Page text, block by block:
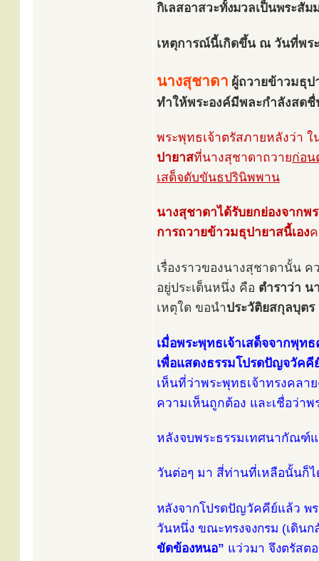
กิเลสอาสวะทั้งมวลเป็นพระสั
เหตุการณ์นี้เกิดขึ้น ณ วันที่พร
นางสุชาดา ผู้ถวายข้าวมธุป
ทำให้พระองค์มีพละกำลังสด
พระพุทธเจ้าตรัสภายหลังว่า
ปายาสที่นางสุชาดาถวายก่อน
เสด็จดับขันธปรินิพพาน
นางสุชาดาได้รับยกย่องจากพ
การถวายข้าวมธุปายาสนี้เอง
เรื่องราวของนางสุชาดานั้น ค
อยู่ประเด็นหนึ่ง คือ ตำราว่า น
เหตุใด ขอนำประวัติยสกุลบุตร
เมื่อพระพุทธเจ้าเสด็จจากพุ
เพื่อแสดงธรรมโปรดปัญจวัคคี
เห็นที่ว่าพระพุทธเจ้าทรงคล
ความเห็นถูกต้อง และเชื่อว่า
หลังจบพระธรรมเทศนากัณฑ์
วันต่อๆ มา สี่ท่านที่เหลือนั้นก็
หลังจากโปรดปัญวัคคีย์แล้ว พ
วันหนึ่ง ขณะทรงจงกรม (เดิน
ขัดข้องหนอ” แว่วมา จึงตรัสต